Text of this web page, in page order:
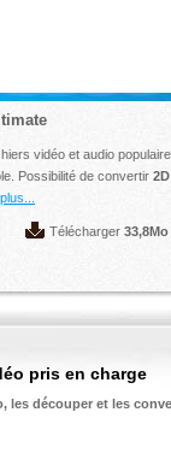
vidéo et audio
Possibilité de convertir
Télécharger 33,8Mo
pris en charge
les découper et les